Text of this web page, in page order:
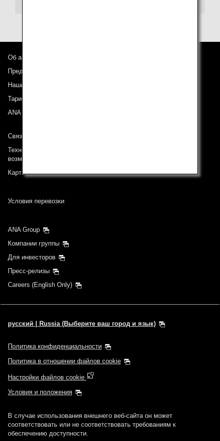
Об авиакомпании ANA
Предложения и объявления
Наши направления
Тариф ANA Experience
ANA Mileage Club
Связь с ANA
Техническая поддержка (Для клиентов с ограниченными
возможностями)
Карта сайта
Условия перевозки
ANA Group
Компании группы
Для инвесторов
Пресс-релизы
Careers (English Only)
русский | Russia (Выберите ваш город и язык)
Политика конфиденциальности
Политика в отношении файлов cookie
Настройки файлов cookie
Условия и положения
В случае использования внешнего веб-сайта он может
соответствовать или не соответствовать требованиям к
обеспечению доступности.